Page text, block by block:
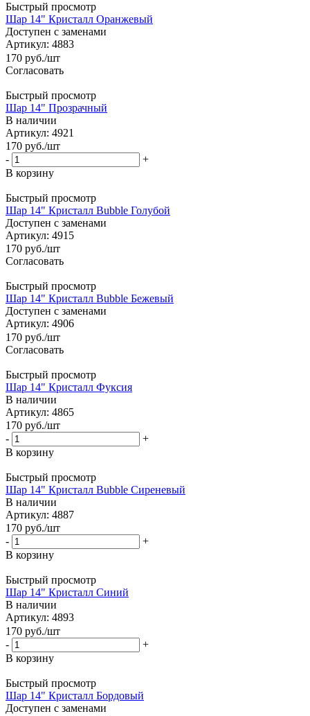
Быстрый просмотр
Шар 14" Кристалл Оранжевый
Доступен с заменами
Артикул: 4883
170 руб./шт
Согласовать
Быстрый просмотр
Шар 14" Прозрачный
В наличии
Артикул: 4921
170 руб./шт
-
+
В корзину
Быстрый просмотр
Шар 14" Кристалл Bubble Голубой
Доступен с заменами
Артикул: 4915
170 руб./шт
Согласовать
Быстрый просмотр
Шар 14" Кристалл Bubble Бежевый
Доступен с заменами
Артикул: 4906
170 руб./шт
Согласовать
Быстрый просмотр
Шар 14" Кристалл Фуксия
В наличии
Артикул: 4865
170 руб./шт
-
+
В корзину
Быстрый просмотр
Шар 14" Кристалл Bubble Сиреневый
В наличии
Артикул: 4887
170 руб./шт
-
+
В корзину
Быстрый просмотр
Шар 14" Кристалл Синий
В наличии
Артикул: 4893
170 руб./шт
-
+
В корзину
Быстрый просмотр
Шар 14" Кристалл Бордовый
Доступен с заменами